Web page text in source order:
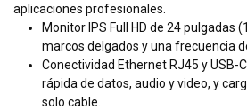
aplicaciones profesionales.
Monitor IPS Full HD de 24 pulgadas
marcos delgados y una frecuencia
Conectividad Ethernet RJ45 y USB-
rápida de datos, audio y video, y
solo cable.